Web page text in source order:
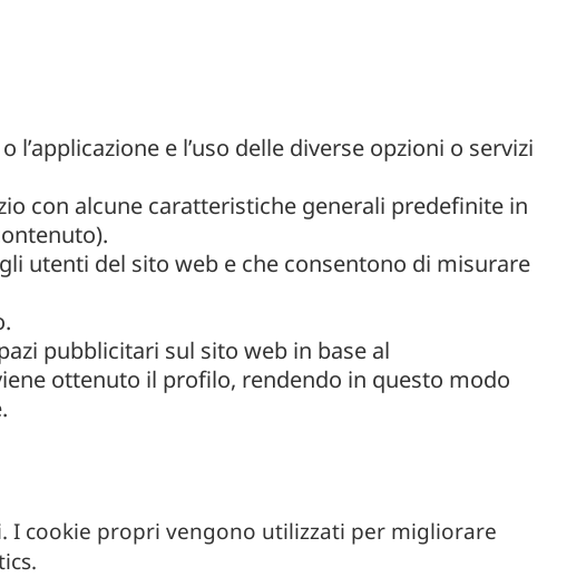
e l’uso delle diverse opzioni o servizi
con alcune caratteristiche generali predefinite in
utenti del sito web e che consentono di misurare
pubblicitari sul sito web in base al
ottenuto il profilo, rendendo in questo modo
I cookie propri vengono utilizzati per migliorare